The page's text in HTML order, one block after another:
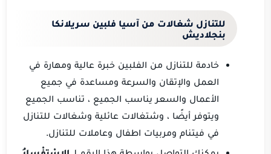
للتنازل شغالات من آسيا فلبين سريلانكا
بنجلاديش
خادمة للتنازل من الفلبين خبرة عالية ومهارة في
العمل والإتقان والسرعة ومساعدة في جميع
الأعمال والسعر يناسب الجميع ، تناسب الجميع
ويتوفر أيضًا ، وشتغالات عائلية وشغالات للتنازل
في فيتنام ومربيات اطفال وعاملات للتنازل.